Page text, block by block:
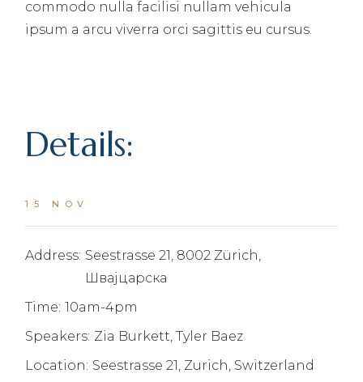
commodo nulla facilisi nullam vehicula
ipsum a arcu viverra orci sagittis eu cursus.
Details:
15 NOV
Address: Seestrasse 21, 8002 Zürich,
Швајцарска
Time: 10am-4pm
Speakers: Zia Burkett, Tyler Baez
Location: Seestrasse 21, Zurich, Switzerland